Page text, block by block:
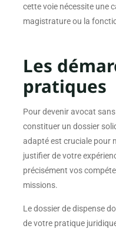
cette voie nécessite une
magistrature ou la
Les
pratiques
Pour devenir avocat
constituer un dossier
adapté est cruciale pour
justifier de votre
précisément vos
missions.
Le dossier de dispense
de votre pratique